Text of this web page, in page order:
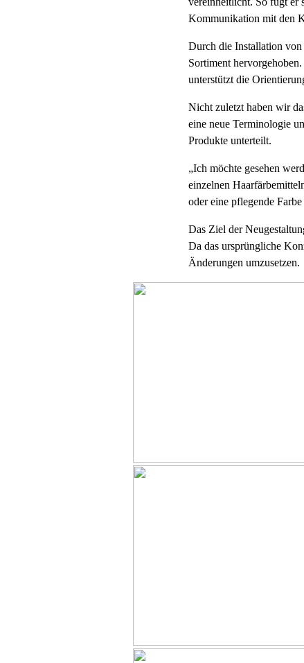
Kommunikation mit den
Durch die Installation von
Sortiment
unterstützt die
Nicht zuletzt haben wir
eine neue Terminologie
Produkte unterteilt.
„Ich möchte gesehen
einzelnen
oder eine pflegende Farbe
Das Ziel der
Da das ursprüngliche
Änderungen umzusetzen.